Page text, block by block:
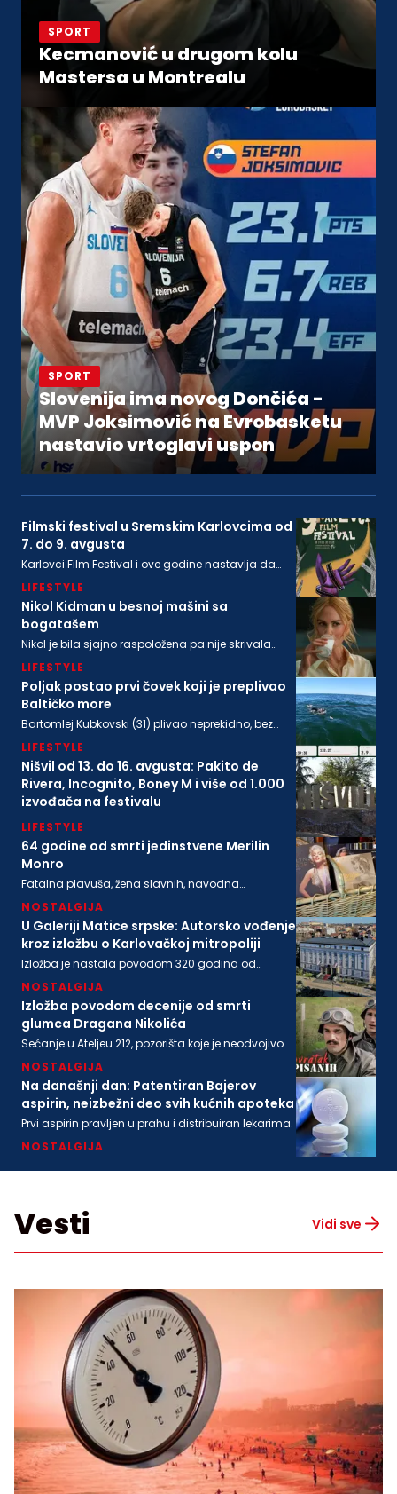
SPORT
Kecmanović u drugom kolu
Mastersa u Montrealu
SPORT
Slovenija ima novog Dončića -
MVP Joksimović na Evrobasketu
nastavio vrtoglavi uspon
Filmski festival u Sremskim Karlovcima od
7. do 9. avgusta
Karlovci Film Festival i ove godine nastavlja da
savremenog autorskog izraza
LIFESTYLE
Nikol Kidman u besnoj mašini sa
bogatašem
Nikol je bila sjajno raspoložena pa nije skrivala
biznismenaMajkla Rajstina (55) koji se sve češće
viđa u društvu oskarovke
LIFESTYLE
Poljak postao prvi čovek koji je preplivao
Baltičko more
Bartomlej Kubkovski (31) plivao neprekidno, bez
Poljske
LIFESTYLE
Nišvil od 13. do 16. avgusta: Pakito de
Rivera, Incognito, Boney M i više od 1.000
izvođača na festivalu
LIFESTYLE
64 godine od smrti jedinstvene Merilin
Monro
Fatalna plavuša, žena slavnih, navodna
stanu na današnji dan 1962. godine
NOSTALGIJA
U Galeriji Matice srpske: Autorsko vođenje
kroz izložbu o Karlovačkoj mitropoliji
Izložba je nastala povodom 320 godina od
Matice srpske
NOSTALGIJA
Izložba povodom decenije od smrti
glumca Dragana Nikolića
Sećanje u Ateljeu 212, pozorišta koje je neodvojivo
NOSTALGIJA
Na današnji dan: Patentiran Bajerov
aspirin, neizbežni deo svih kućnih apoteka
Prvi aspirin pravljen u prahu i distribuiran lekarima.
NOSTALGIJA
Vesti Vidi sve